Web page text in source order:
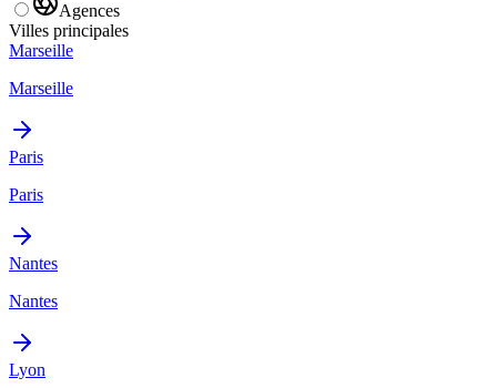
Agences
Villes principales
Marseille
Marseille
Paris
Paris
Nantes
Nantes
Lyon